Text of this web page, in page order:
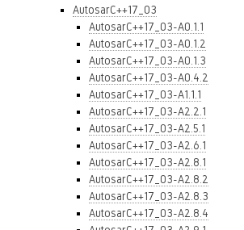
AutosarC++17_03
AutosarC++17_03-A0.1.1
AutosarC++17_03-A0.1.2
AutosarC++17_03-A0.1.3
AutosarC++17_03-A0.4.2
AutosarC++17_03-A1.1.1
AutosarC++17_03-A2.2.1
AutosarC++17_03-A2.5.1
AutosarC++17_03-A2.6.1
AutosarC++17_03-A2.8.1
AutosarC++17_03-A2.8.2
AutosarC++17_03-A2.8.3
AutosarC++17_03-A2.8.4